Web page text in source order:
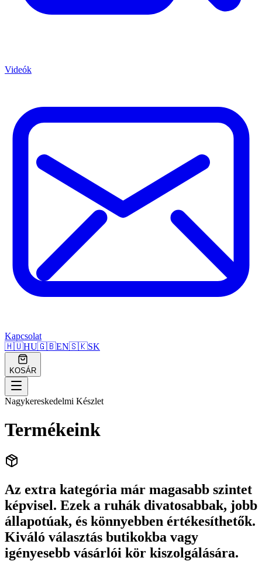
Videók
Kapcsolat
🇭🇺HU🇬🇧EN🇸🇰SK
KOSÁR
Nagykereskedelmi Készlet
Termékeink
Az extra kategória már magasabb szintet
képvisel. Ezek a ruhák divatosabbak, jobb
állapotúak, és könnyebben értékesíthetők.
Kiváló választás butikokba vagy
igényesebb vásárlói kör kiszolgálására.